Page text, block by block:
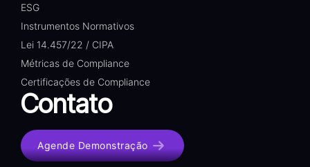
ESG
Instrumentos Normativos
Lei 14.457/22 / CIPA
Métricas de Compliance
Certificações de Compliance
Contato
Agende Demonstração